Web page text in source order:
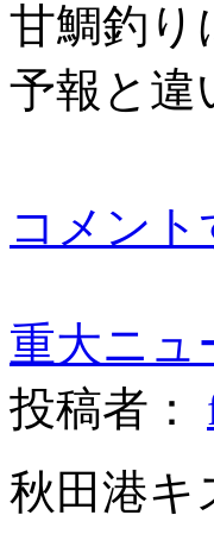
甘鯛釣
予報と違
コメント
重大ニュ
投稿者：
秋田港キ